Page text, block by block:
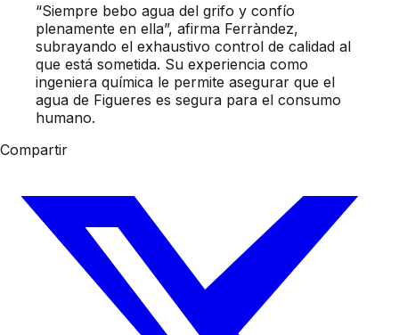
“Siempre bebo agua del grifo y confío
plenamente en ella”, afirma Ferràndez,
subrayando el exhaustivo control de calidad al
que está sometida. Su experiencia como
ingeniera química le permite asegurar que el
agua de Figueres es segura para el consumo
humano.
Compartir